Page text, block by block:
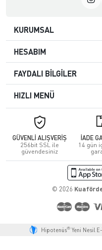
KURUMSAL
HESABIM
FAYDALI BİLGİLER
HIZLI MENÜ
GÜVENLİ ALIŞVERİŞ
256bit SSL ile
güvendesiniz
İADE
14 gün
© 2026
Hipotenüs® Yeni Nesil